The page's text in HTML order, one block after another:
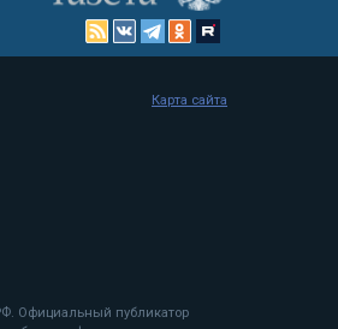
Официальный публикатор
Карта сайта